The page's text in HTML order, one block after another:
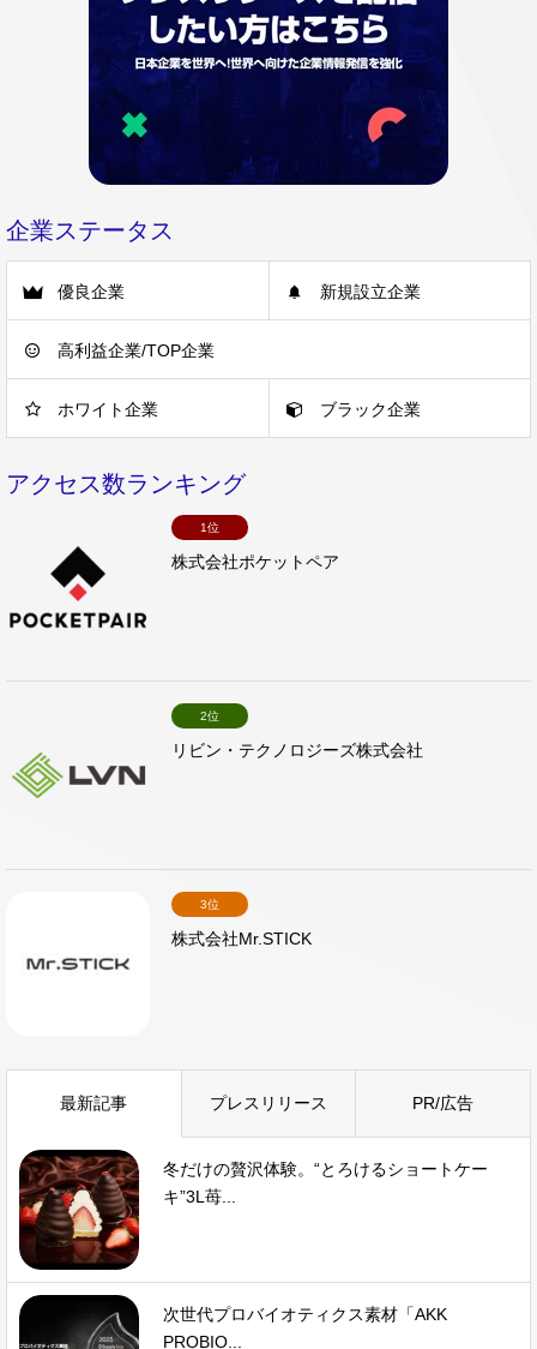
企業ステータス
優良企業 新規設立企業
高利益企業/TOP企業
ホワイト企業 ブラック企業
アクセス数ランキング
1位
株式会社ポケットペア
2位
リビン・テクノロジーズ株式会社
3位
株式会社Mr.STICK
最新記事 プレスリリース PR/広告
冬だけの贅沢体験。“とろけるショートケー
キ”3L苺...
次世代プロバイオティクス素材「AKK
PROBIO...